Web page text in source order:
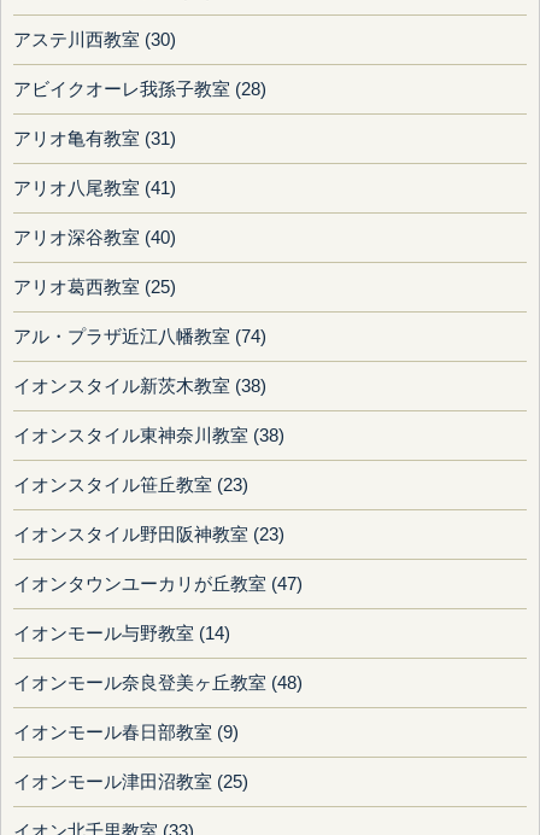
アステ川西教室 (30)
アビイクオーレ我孫子教室 (28)
アリオ亀有教室 (31)
アリオ八尾教室 (41)
アリオ深谷教室 (40)
アリオ葛西教室 (25)
アル・プラザ近江八幡教室 (74)
イオンスタイル新茨木教室 (38)
イオンスタイル東神奈川教室 (38)
イオンスタイル笹丘教室 (23)
イオンスタイル野田阪神教室 (23)
イオンタウンユーカリが丘教室 (47)
イオンモール与野教室 (14)
イオンモール奈良登美ヶ丘教室 (48)
イオンモール春日部教室 (9)
イオンモール津田沼教室 (25)
イオン北千里教室 (33)